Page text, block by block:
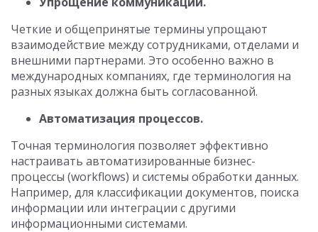
Четкие и общепринятые термины упрощают
взаимодействие между сотрудниками, отделами и
внешними партнерами. Это особенно важно в
международных компаниях, где терминология на
разных языках должна быть согласованной.
Автоматизация процессов.
Точная терминология позволяет эффективно
настраивать автоматизированные бизнес-
процессы (workflows) и системы обработки данных.
Например, для классификации документов, поиска
информации или интеграции с другими
информационными системами.